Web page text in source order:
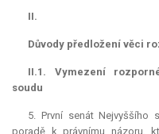
II.
Důvody předložení věci
II.1. Vymezení
soudu
5. První senát Nejvyššího
poradě k právnímu názoru,